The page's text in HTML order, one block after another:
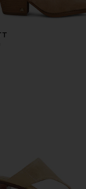
САНДАЛИИ SAGE